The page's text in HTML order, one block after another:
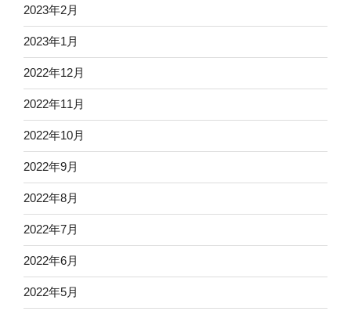
2023年2月
2023年1月
2022年12月
2022年11月
2022年10月
2022年9月
2022年8月
2022年7月
2022年6月
2022年5月